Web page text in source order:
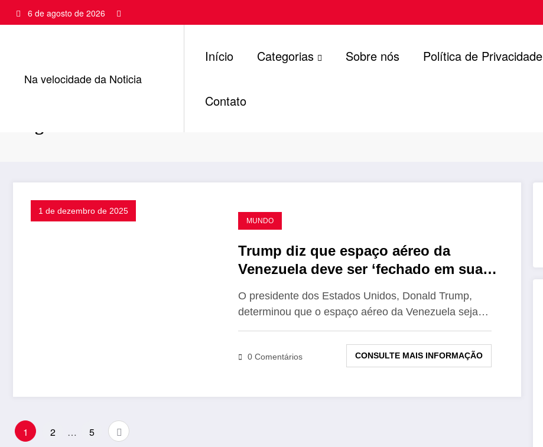
para
6 de agosto de 2026
Na velocidade da Noticia
Início Categorias Sobre nós Política de Privacidade
Contato
1 de dezembro de 2025
MUNDO
Trump diz que espaço aéreo da
Venezuela deve ser ‘fechado em sua
O presidente dos Estados Unidos, Donald Trump,
determinou que o espaço aéreo da Venezuela seja…
0 Comentários CONSULTE MAIS INFORMAÇÃO
Paginação
1 2 … 5